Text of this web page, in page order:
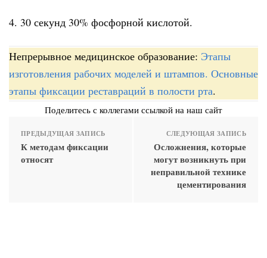
4. 30 секунд 30% фосфорной кислотой.
Непрерывное медицинское образование: Этапы
изготовления рабочих моделей и штампов. Основные
этапы фиксации реставраций в полости рта.
Поделитесь с коллегами ссылкой на наш сайт
ПРЕДЫДУЩАЯ ЗАПИСЬ
К методам фиксации
относят
СЛЕДУЮЩАЯ ЗАПИСЬ
Осложнения, которые
могут возникнуть при
неправильной технике
цементирования